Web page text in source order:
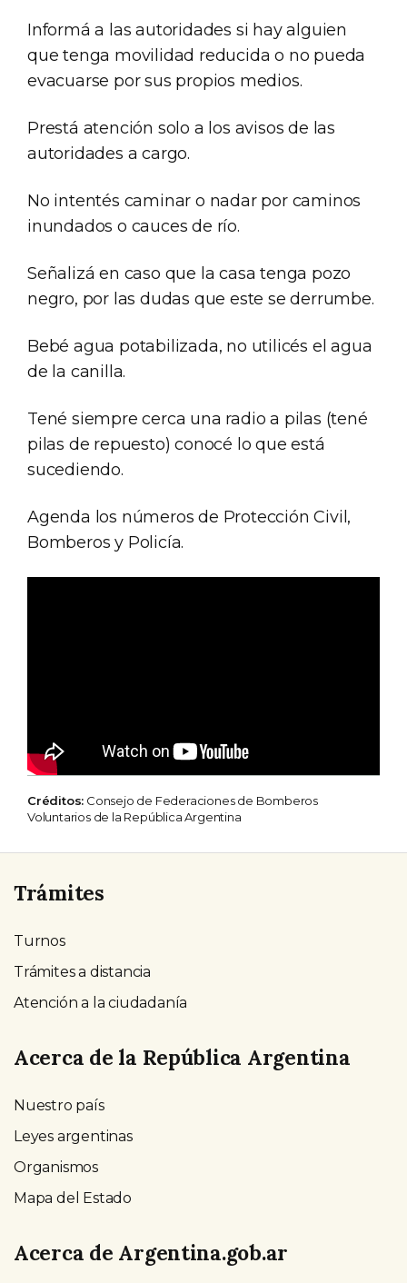
Informá a las autoridades si hay alguien
que tenga movilidad reducida o no pueda
evacuarse por sus propios medios.
Prestá atención solo a los avisos de las
autoridades a cargo.
No intentés caminar o nadar por caminos
inundados o cauces de río.
Señalizá en caso que la casa tenga pozo
negro, por las dudas que este se derrumbe.
Bebé agua potabilizada, no utilicés el agua
de la canilla.
Tené siempre cerca una radio a pilas (tené
pilas de repuesto) conocé lo que está
sucediendo.
Agenda los números de Protección Civil,
Bomberos y Policía.
Créditos: Consejo de Federaciones de Bomberos
Voluntarios de la República Argentina
Trámites
Turnos
Trámites a distancia
Atención a la ciudadanía
Acerca de la República Argentina
Nuestro país
Leyes argentinas
Organismos
Mapa del Estado
Acerca de Argentina.gob.ar